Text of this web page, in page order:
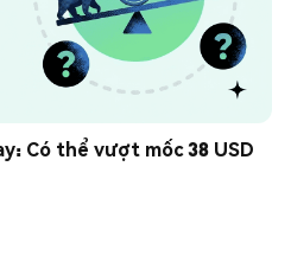
Có thể vượt mốc 38 USD